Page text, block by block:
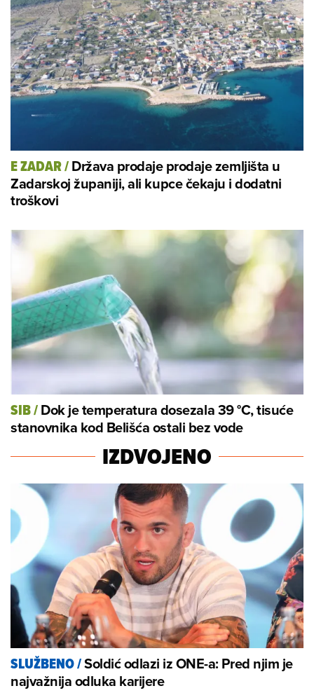
E ZADAR/Država prodaje prodaje zemljišta u
Zadarskoj županiji, ali kupce čekaju i dodatni
troškovi
SIB/Dok je temperatura dosezala 39 °C, tisuće
stanovnika kod Belišća ostali bez vode
IZDVOJENO
SLUŽBENO/Soldić odlazi iz ONE-a: Pred njim je
najvažnija odluka karijere